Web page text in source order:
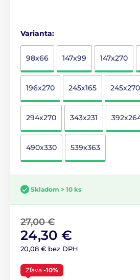
Varianta:
98x66 147x99 147x270
196x270 245x165 245x270
294x270 343x231
490x330 539x363
Skladom > 10 ks
27,00 €
24,30 €
20,08 € bez DPH
Zľava -10%